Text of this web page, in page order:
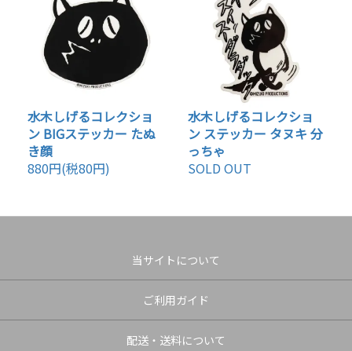
水木しげるコレクショ
ン BIGステッカー たぬ
き顔
880円(税80円)
水木しげるコレクショ
ン ステッカー タヌキ 分
っちゃ
SOLD OUT
当サイトについて
ご利用ガイド
配送・送料について